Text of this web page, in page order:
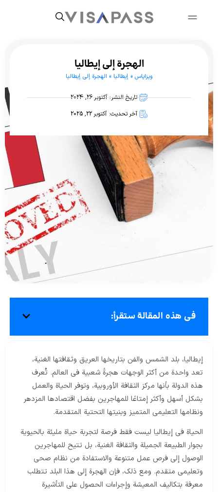
الهجرة إلى إيطاليا
ویزاپاس » إيطاليا » الهجرة إلى إيطاليا
تاريخ النشر: أكتوبر 26, 2024
آخر تحديث: أكتوبر 22, 2025
إيطاليا، بلد الشمس والفن بتاريخها العريق وثقافتها الغنية،
تعد واحدة من أكثر الوجهات هجرةً شعبية في العالم. تُعرف
هذه الدولة بأنها مركز الثقافة الأوروبية، وتوفر الحياة والعمل
بشكل أسهل وأكثر إمتاعًا للمهاجرين بفضل اقتصادها المزدهر
ونظامها التعليمي المتميز وبنيتها التحتية المتقدمة.
الحياة في إيطاليا ليست فقط فرصة لتجربة حياة مليئة بالحيوية
بجوار الطبيعة الجميلة والثقافة الغنية، بل تتيح للمهاجرين
الوصول إلى فرص عمل متنوعة والاستفادة من نظام صحي
وتعليمي متقدم. ومع ذلك، فإن الهجرة إلى هذا البلد تتطلب
معرفة بتكاليف المعيشة وإجراءات الحصول على التأشيرة
في هذه المقالة ستقرأ: